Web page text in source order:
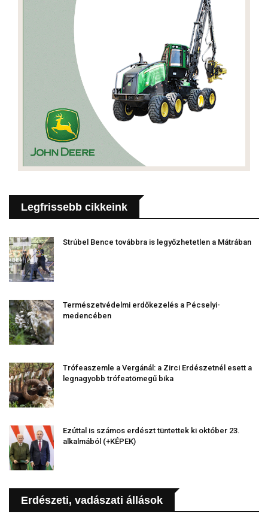
Legfrissebb cikkeink
Strúbel Bence továbbra is legyőzhetetlen a Mátrában
Természetvédelmi erdőkezelés a Pécselyi-
medencében
Trófeaszemle a Vergánál: a Zirci Erdészetnél esett a
legnagyobb trófeatömegű bika
Ezúttal is számos erdészt tüntettek ki október 23.
alkalmából (+KÉPEK)
Erdészeti, vadászati állások